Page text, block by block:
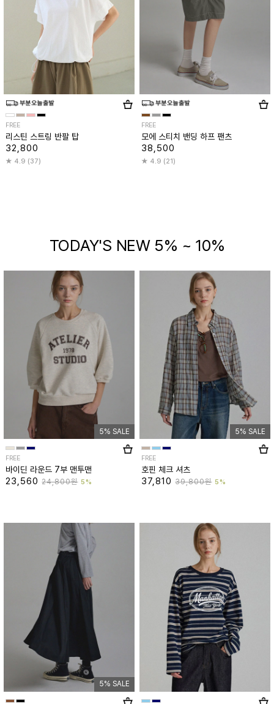
FREE
리스틴 스트링 반팔 탑
32,800
4.9 (37)
FREE
모에 스티치 밴딩 하프 팬츠
38,500
4.9 (21)
TODAY'S NEW 5% ~ 10%
5% SALE
FREE
바이딘 라운드 7부 맨투맨
23,56024,800원 5%
5% SALE
FREE
호핀 체크 셔츠
37,81039,800원 5%
5% SALE